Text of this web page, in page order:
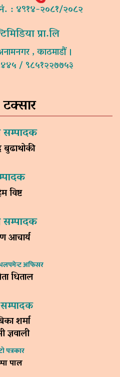
: ४९१४-२०८१/२०८२
प्रा.लि
, काठमाडौं ।
/ ९८५१२२७७५३
सम्पादक
बुढाथोकी
विष्ट
सम्पादक
आचार्य
अफिसर
धिताल
शर्मा
ज्ञवाली
पत्रकार
पाल